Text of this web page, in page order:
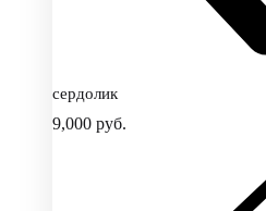
сердолик
9,000 руб.